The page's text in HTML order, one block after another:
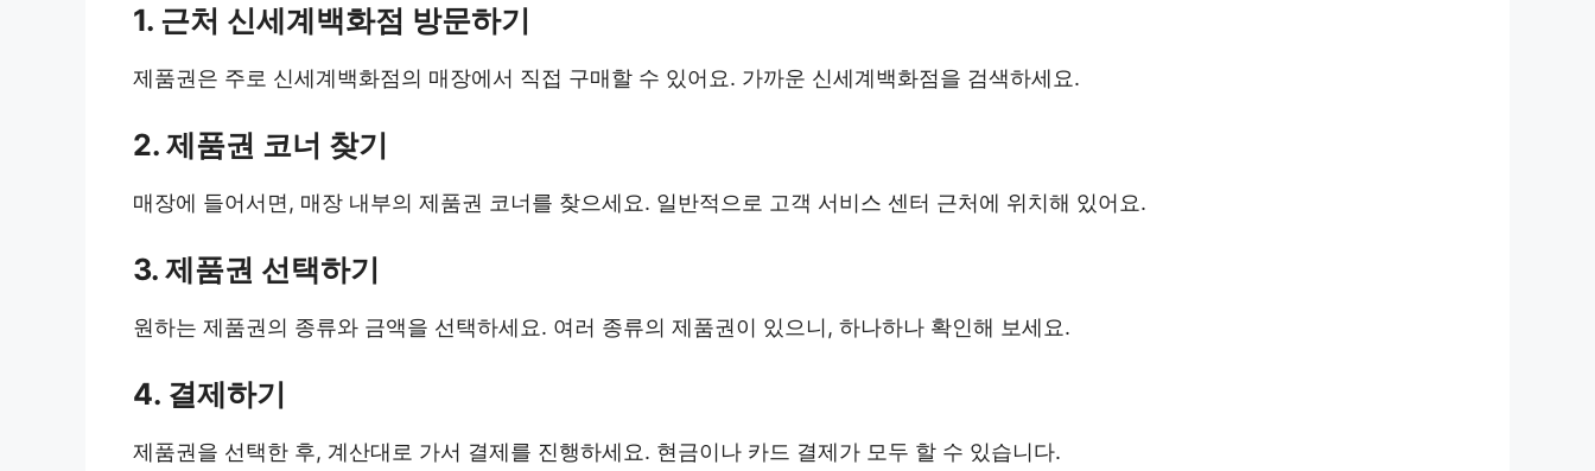
1. 근처 신세계백화점 방문하기
제품권은 주로 신세계백화점의 매장에서 직접 구매할 수 있어요. 가까운 신세계백화점을 검색하세요.
2. 제품권 코너 찾기
매장에 들어서면, 매장 내부의 제품권 코너를 찾으세요. 일반적으로 고객 서비스 센터 근처에 위치해 있어요.
3. 제품권 선택하기
원하는 제품권의 종류와 금액을 선택하세요. 여러 종류의 제품권이 있으니, 하나하나 확인해 보세요.
4. 결제하기
제품권을 선택한 후, 계산대로 가서 결제를 진행하세요. 현금이나 카드 결제가 모두 할 수 있습니다.